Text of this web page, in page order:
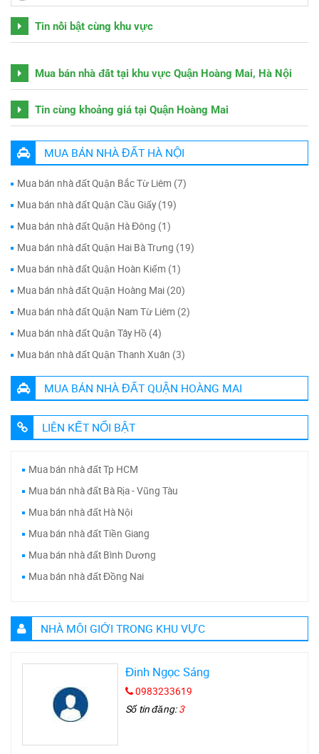
Tin nổi bật cùng khu vực
Mua bán nhà đất tại khu vực Quận Hoàng Mai, Hà Nội
Tin cùng khoảng giá tại Quận Hoàng Mai
MUA BÁN NHÀ ĐẤT HÀ NỘI
Mua bán nhà đất Quận Bắc Từ Liêm (7)
Mua bán nhà đất Quận Cầu Giấy (19)
Mua bán nhà đất Quận Hà Đông (1)
Mua bán nhà đất Quận Hai Bà Trưng (19)
Mua bán nhà đất Quận Hoàn Kiếm (1)
Mua bán nhà đất Quận Hoàng Mai (20)
Mua bán nhà đất Quận Nam Từ Liêm (2)
Mua bán nhà đất Quận Tây Hồ (4)
Mua bán nhà đất Quận Thanh Xuân (3)
MUA BÁN NHÀ ĐẤT QUẬN HOÀNG MAI
LIÊN KẾT NỔI BẬT
Mua bán nhà đất Tp HCM
Mua bán nhà đất Bà Rịa - Vũng Tàu
Mua bán nhà đất Hà Nội
Mua bán nhà đất Tiền Giang
Mua bán nhà đất Bình Dương
Mua bán nhà đất Đồng Nai
NHÀ MÔI GIỚI TRONG KHU VỰC
Đinh Ngọc Sáng
0983233619
Số tin đăng:3